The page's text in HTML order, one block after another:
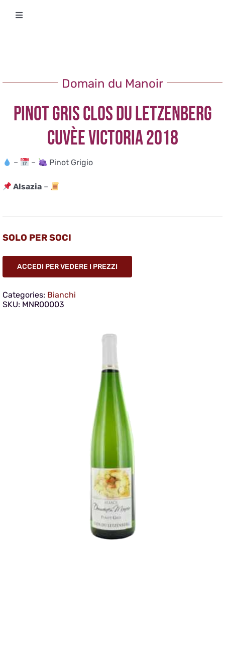
Toggle
Corsi
Regala un’esperienza
Domain du Manoir
PINOT GRIS CLOS DU LETZENBERG
CUVÈE VICTORIA 2018
– – Pinot Grigio
Alsazia –
SOLO PER SOCI
ACCEDI PER VEDERE I PREZZI
Categories: Bianchi
SKU: MNR00003